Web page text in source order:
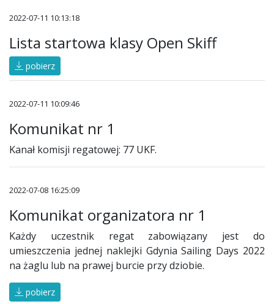
2022-07-11 10:13:18
Lista startowa klasy Open Skiff
pobierz
2022-07-11 10:09:46
Komunikat nr 1
Kanał komisji regatowej: 77 UKF.
2022-07-08 16:25:09
Komunikat organizatora nr 1
Każdy uczestnik regat zabowiązany jest do
umieszczenia jednej naklejki Gdynia Sailing Days 2022
na żaglu lub na prawej burcie przy dziobie.
pobierz